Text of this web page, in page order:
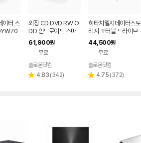
이터 스
장OD
안드
외장 CD DVD RW O
DD 안드로이드 스마
트폰 지원 USB 외장형
블랙 히타치엘지 KP9
9YB70
61,900원
무료
솔로몬닷컴
별 4.83 리
(342)
히타치엘지데이터스토
리지 포터블 드라이브
데스크탑 노트북 CD
DVD
44,500원
무료
솔로몬닷컴
별 4.75 리
(372)